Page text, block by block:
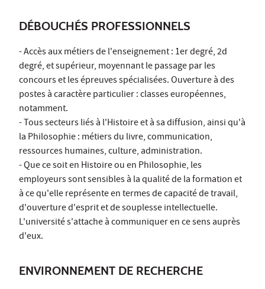
DÉBOUCHÉS PROFESSIONNELS
- Accès aux métiers de l'enseignement : 1er degré, 2d
degré, et supérieur, moyennant le passage par les
concours et les épreuves spécialisées. Ouverture à des
postes à caractère particulier : classes européennes,
notamment.
- Tous secteurs liés à l'Histoire et à sa diffusion, ainsi qu'à
la Philosophie : métiers du livre, communication,
ressources humaines, culture, administration.
- Que ce soit en Histoire ou en Philosophie, les
employeurs sont sensibles à la qualité de la formation et
à ce qu'elle représente en termes de capacité de travail,
d'ouverture d'esprit et de souplesse intellectuelle.
L'université s'attache à communiquer en ce sens auprès
d'eux.
ENVIRONNEMENT DE RECHERCHE